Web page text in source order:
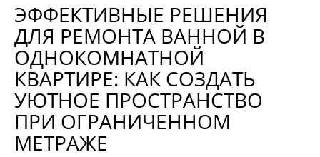
ЭФФЕКТИВНЫЕ РЕШЕНИЯ
ДЛЯ РЕМОНТА ВАННОЙ В
ОДНОКОМНАТНОЙ
КВАРТИРЕ: КАК СОЗДАТЬ
УЮТНОЕ ПРОСТРАНСТВО
ПРИ ОГРАНИЧЕННОМ
МЕТРАЖЕ